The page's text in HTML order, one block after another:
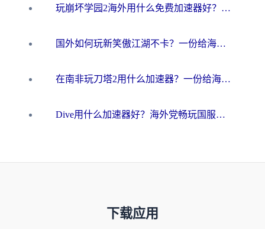
玩崩坏学园2海外用什么免费加速器好？2026海外党亲测国服游戏加速指南
国外如何玩新笑傲江湖不卡？一份给海外游子的终极网络指南
在南非玩刀塔2用什么加速器？一份给海外游子的终极生存指南
Dive用什么加速器好？海外党畅玩国服游戏的终极避坑指南
下载应用